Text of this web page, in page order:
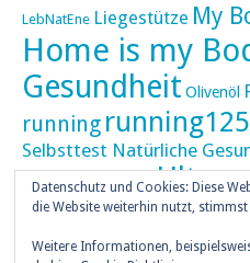
LebNatEne Liegestütze My
Home is my
Gesundheit Olivenöl
running
Selbsttest Natürliche
Skaten Tageskalender Ultra
Datenschutz und Cookies: Diese
die Website weiterhin nutzt,
Weitere Informationen,